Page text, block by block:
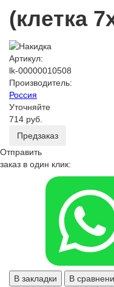
(клетка
Артикул:
lk-00000010508
Производитель:
Россия
Уточняйте
714 руб.
Предзаказ
Отправить
заказ в один клик:
В закладки
В